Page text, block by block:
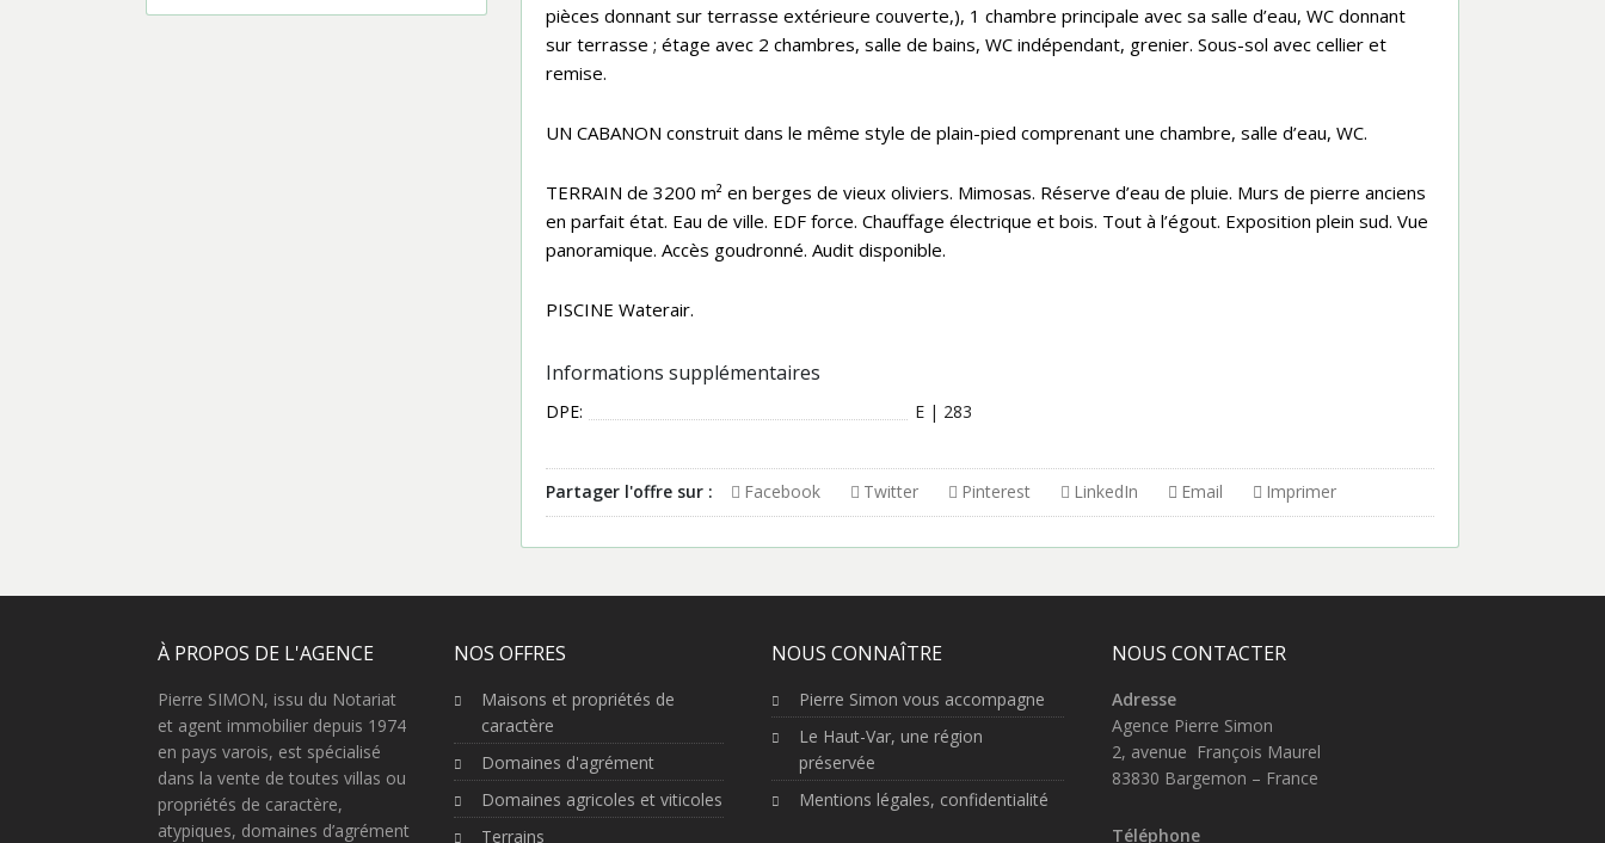
pièces donnant sur terrasse extérieure couverte,), 1 chambre principale avec sa salle d’eau, WC donnant
sur terrasse ; étage avec 2 chambres, salle de bains, WC indépendant, grenier. Sous-sol avec cellier et
remise.
UN CABANON construit dans le même style de plain-pied comprenant une chambre, salle d’eau, WC.
TERRAIN de 3200 m² en berges de vieux oliviers. Mimosas. Réserve d’eau de pluie. Murs de pierre anciens
en parfait état. Eau de ville. EDF force. Chauffage électrique et bois. Tout à l’égout. Exposition plein sud. Vue
panoramique. Accès goudronné. Audit disponible.
PISCINE Waterair.
Informations supplémentaires
E | 283
DPE:
Partager l'offre sur : Facebook Twitter Pinterest LinkedIn Email Imprimer
À PROPOS DE L'AGENCE
Pierre SIMON, issu du Notariat
et agent immobilier depuis 1974
en pays varois, est spécialisé
dans la vente de toutes villas ou
propriétés de caractère,
atypiques, domaines d’agrément
NOS OFFRES
Maisons et propriétés de
caractère
Domaines d'agrément
Domaines agricoles et viticoles
Terrains
NOUS CONNAÎTRE
Pierre Simon vous accompagne
Le Haut-Var, une région
préservée
Mentions légales, confidentialité
NOUS CONTACTER
Adresse
Agence Pierre Simon
2, avenue François Maurel
83830 Bargemon – France
Téléphone